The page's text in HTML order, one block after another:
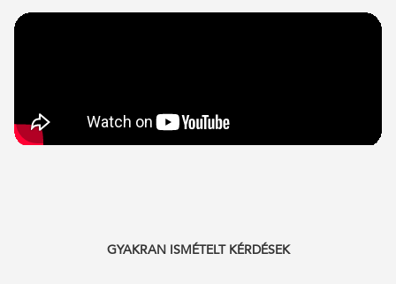
GYAKRAN ISMÉTELT KÉRDÉSEK